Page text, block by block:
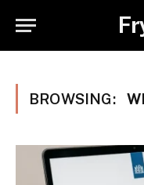
BROWSING: